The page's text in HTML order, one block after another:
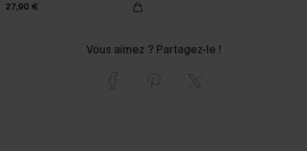
27,90 €
Vous aimez ? Partagez-le !